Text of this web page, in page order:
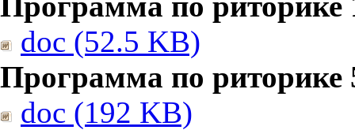
doc (52.5 KB)
Программа по риторике
doc (192 KB)